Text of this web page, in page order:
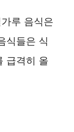
루 음식은
식들은 식
급격히 올